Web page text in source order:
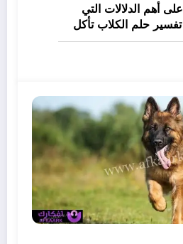
أهم الدلالات التي
حلم الكلاب تأكل